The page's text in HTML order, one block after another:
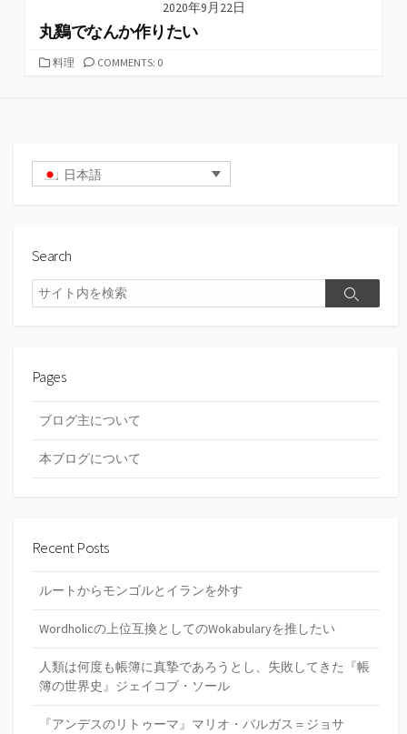
2020年9月22日
丸鷄でなんか作りたい
カ料理 COMMENTS: 0
日本語
Search
検
索
検
Pages
ブログ主について
本ブログについて
Recent Posts
ルートからモンゴルとイランを外す
Wordholicの上位互換としてのWokabularyを推したい
人類は何度も帳簿に真摯であろうとし、失敗してきた『帳
簿の世界史』ジェイコブ・ソール
『アンデスのリトゥーマ』マリオ・バルガス＝ジョサ